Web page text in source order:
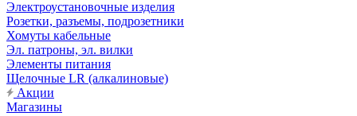
Электроустановочные изделия
Розетки, разъемы, подрозетники
Хомуты кабельные
Эл. патроны, эл. вилки
Элементы питания
Щелочные LR (алкалиновые)
Акции
Магазины